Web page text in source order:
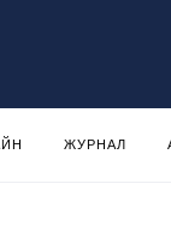
ЖУРНАЛ